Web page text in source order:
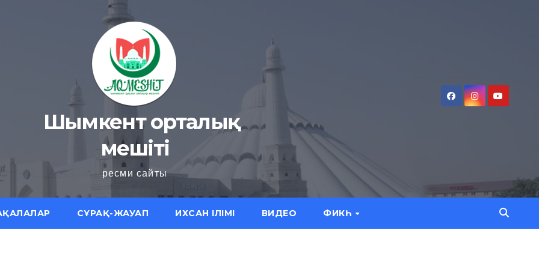
Шымкент орталық
мешіті
ресми сайты
СҰРАҚ-ЖАУАП ИХСАН ІЛІМІ ВИДЕО ФИКҺ